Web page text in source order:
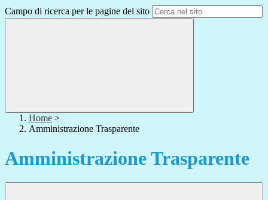
Campo di ricerca per le pagine del sito
Home >
Amministrazione Trasparente
Amministrazione Trasparente